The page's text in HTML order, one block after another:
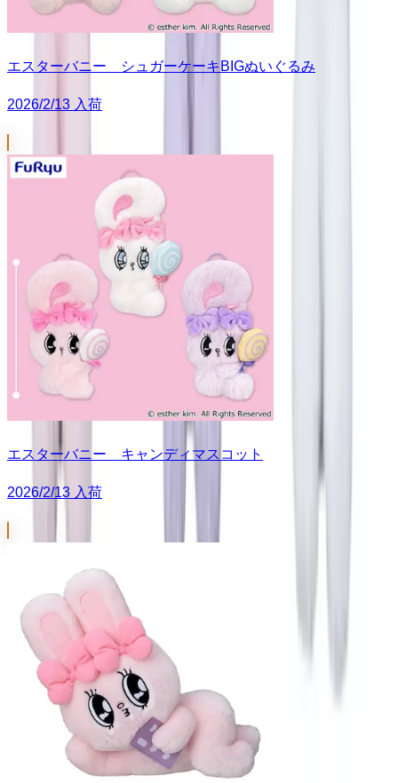
エスターバニー シュガーケーキBIGぬいぐるみ
2026/2/13 入荷
エスターバニー キャンディマスコット
2026/2/13 入荷